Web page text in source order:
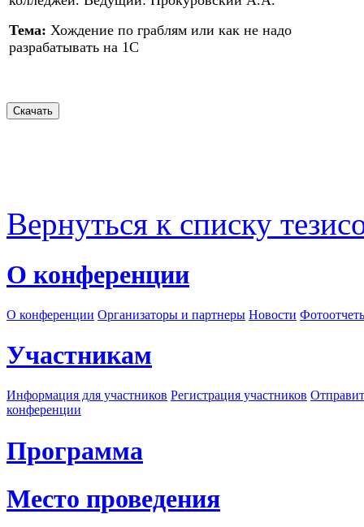
Тема: Хождение по граблям или как не надо
разрабатывать на 1С
Вернуться к списку
О конференции
О конференции Организаторы и партнеры Новости
Участникам
Информация для участников Регистрация участников
конференции
Программа
Место проведения